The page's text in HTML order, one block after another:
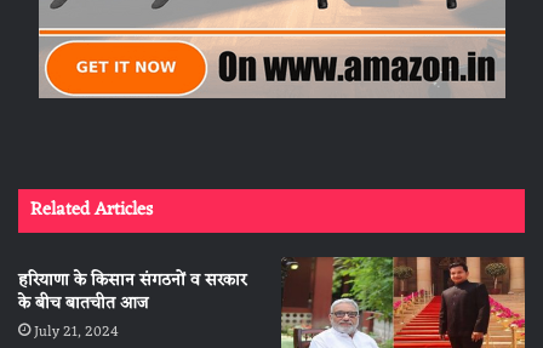
Related Articles
हरियाणा के किसान संगठनों व सरकार
के बीच बातचीत आज
July 21, 2024